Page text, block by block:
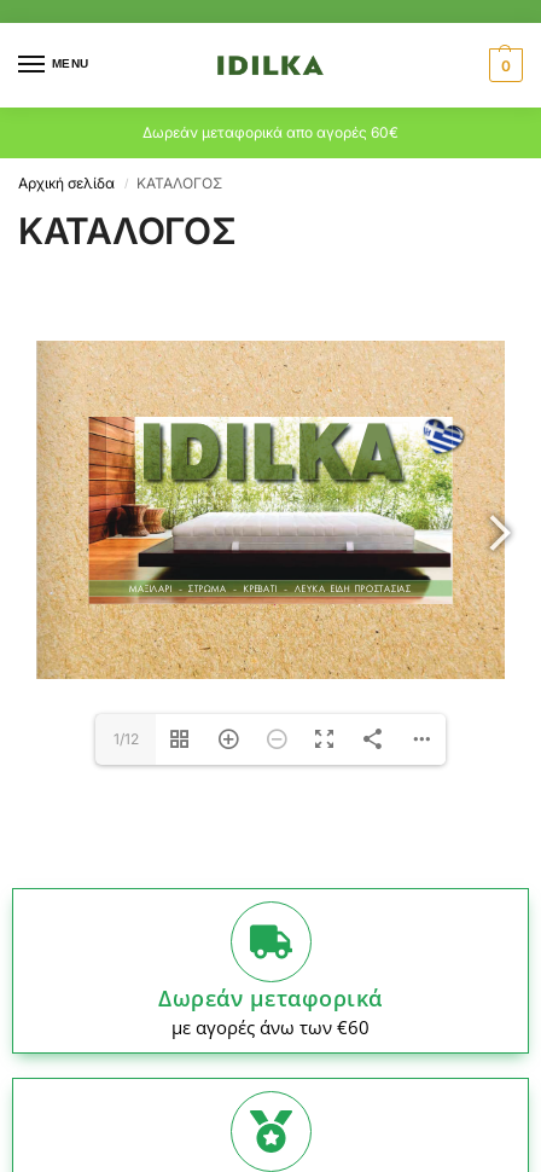
MENU 0
Δωρεάν μεταφορικά απο αγορές 60€
Αρχική σελίδα / ΚΑΤΑΛΟΓΟΣ
ΚΑΤΑΛΟΓΟΣ
1/12
Δωρεάν μεταφορικά
με αγορές άνω των €60